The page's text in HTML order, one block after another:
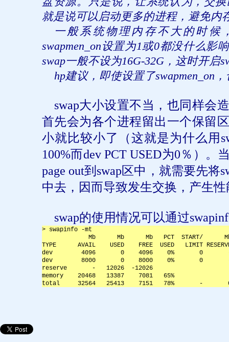
就是说可以启动更多的进程，避免内
一般系统物理内存不大的时候
swapmen_on设置为1或0都没什么影
swap一般不设为16G-32G ，这时开启
hp建议，即使设置了swapmen_on
swap大小设置不当，也同样会
首先会为各个进程留出一个保留
小就比较小了（这就是为什么用
100%而dev PCT USED为0％）。
page out到 swap区中，就需要先将
中去，因而导致发生交换，产生
swap的使用情况可以通过
> swapinfo -mt
Mb      Mb      Mb   PCT  START/
TYPE      AVAIL    USED    FREE  USED   LIMIT
dev        4096       0    4096    0%       0
dev        8000       0    8000    0%       0
reserve       -   12026  -12026
memory    20468   13387    7081   65%
total     32564   25413    7151   78%       -